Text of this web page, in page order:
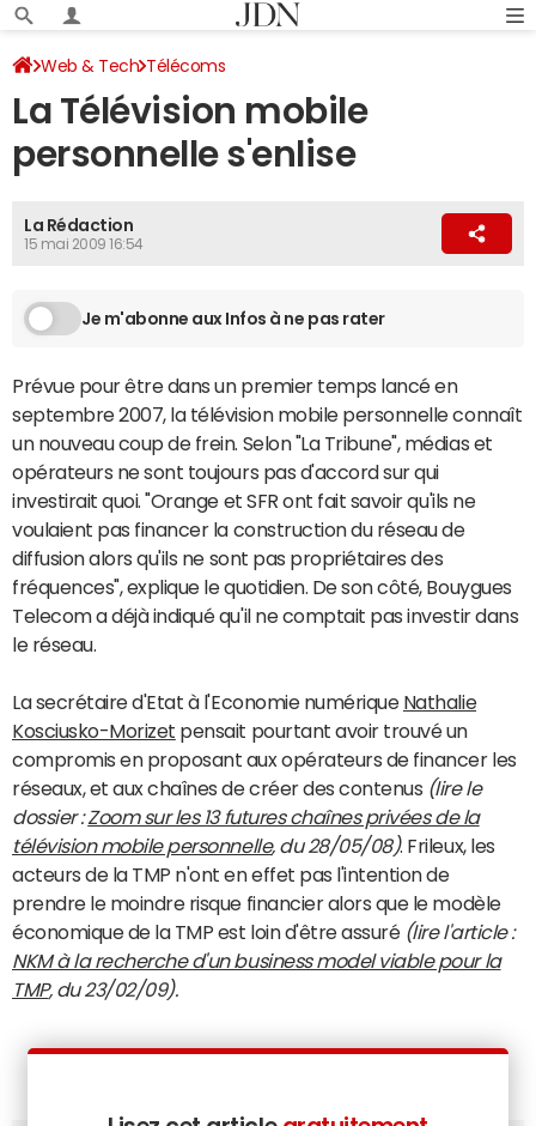
Web & Tech Télécoms
La Télévision mobile
personnelle s'enlise
La Rédaction
15 mai 2009 16:54
Je m'abonne aux Infos à ne pas rater
Prévue pour être dans un premier temps lancé en
septembre 2007, la télévision mobile personnelle connaît
un nouveau coup de frein. Selon "La Tribune", médias et
opérateurs ne sont toujours pas d'accord sur qui
investirait quoi. "Orange et SFR ont fait savoir qu'ils ne
voulaient pas financer la construction du réseau de
diffusion alors qu'ils ne sont pas propriétaires des
fréquences", explique le quotidien. De son côté, Bouygues
Telecom a déjà indiqué qu'il ne comptait pas investir dans
le réseau.
La secrétaire d'Etat à l'Economie numérique Nathalie
Kosciusko-Morizet pensait pourtant avoir trouvé un
compromis en proposant aux opérateurs de financer les
réseaux, et aux chaînes de créer des contenus (lire le
dossier :Zoom sur les 13 futures chaînes privées de la
télévision mobile personnelle, du 28/05/08). Frileux, les
acteurs de la TMP n'ont en effet pas l'intention de
prendre le moindre risque financier alors que le modèle
économique de la TMP est loin d'être assuré (lire l'article :
NKM à la recherche d'un business model viable pour la
TMP, du 23/02/09).